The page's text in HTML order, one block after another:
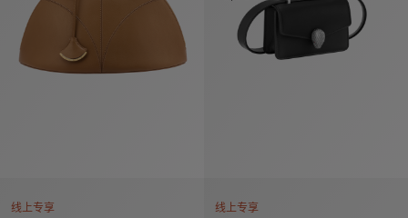
线上专享 线上专享